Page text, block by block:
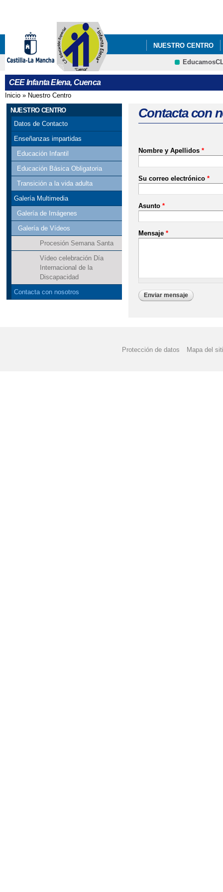
NUESTRO CENTRO
CEE Infanta Elena, Cuenca
Se encuentra usted aquí
Inicio » Nuestro Centro
NUESTRO CENTRO
Datos de Contacto
Enseñanzas impartidas
Educación Infantil
Educación Básica Obligatoria
Transición a la vida adulta
Galería Multimedia
Galería de Imágenes
Galería de Vídeos
Procesión Semana Santa
Vídeo celebración Día
Internacional de la
Discapacidad
Contacta con nosotros
Contacta con
Nombre y Apellidos *
Su correo electrónico *
Asunto *
Mensaje *
Protección de datos Mapa del